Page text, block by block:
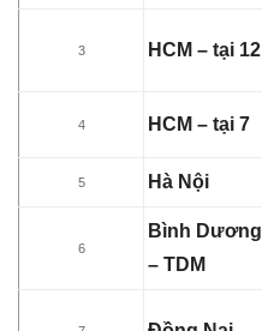
3 HCM – tại 12
4 HCM – tại 7
5 Hà Nội
6
Bình Dương
– TDM